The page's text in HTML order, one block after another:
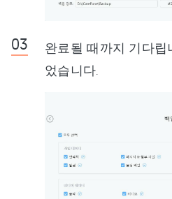
완료될 때까지 기다
었습니다.